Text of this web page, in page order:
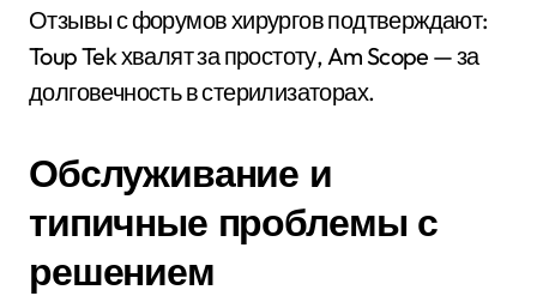
Отзывы с форумов хирургов подтверждают:
Toup Tek хвалят за простоту, Am Scope — за
долговечность в стерилизаторах.
Обслуживание и
типичные проблемы с
решением